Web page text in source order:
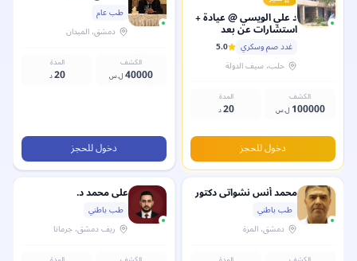
د علي الويسي@ عيادة +
استشارات عن بعد
غدد صم وسكري
5.0
حلب، سيف الدولة
الكشف
100000 ل.س
المدة
20د
دخول للحجز
طب عام
دمشق، الميدان
الكشف
40000ل.س
المدة
20د
دخول للحجز
محمد أنس نشواتيدكتور
طب باطني
دمشق، المزة
علي محمدد.
طب باطني
ريف دمشق، جرمانا